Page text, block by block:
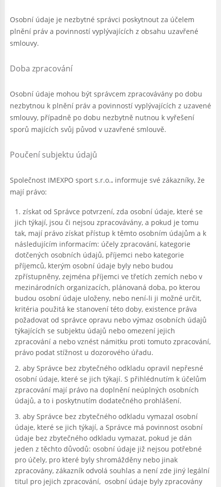
Osobní údaje je nezbytné správci poskytnout za účelem
plnění práv a povinností vyplývajících z obsahu uzavřené
smlouvy.
Doba zpracování
Osobní údaje mohou být správcem zpracovávány po dobu
nezbytnou k plnění práv a povinností vyplývajících z uzavené
smlouvy, případně po dobu nezbytně nutnou k vyřešení
sporů majících svůj původ v uzavřené smlouvě.
Poučení subjektu údajů
Společnost IMEXPO sport s.r.o.. informuje své zákazníky, že
mají právo:
získat od Správce potvrzení, zda osobní údaje, které se
jich týkají, jsou či nejsou zpracovávány, a pokud je tomu
tak, mají právo získat přístup k těmto osobním údajům a k
následujícím informacím: účely zpracování, kategorie
dotčených osobních údajů, příjemci nebo kategorie
příjemců, kterým osobní údaje byly nebo budou
zpřístupněny, zejména příjemci ve třetích zemích nebo v
mezinárodních organizacích, plánovaná doba, po kterou
budou osobní údaje uloženy, nebo není-li ji možné určit,
kritéria použitá ke stanovení této doby, existence práva
požadovat od správce opravu nebo výmaz osobních údajů
týkajících se subjektu údajů nebo omezení jejich
zpracování a nebo vznést námitku proti tomuto zpracování,
právo podat stížnost u dozorového úřadu.
aby Správce bez zbytečného odkladu opravil nepřesné
osobní údaje, které se jich týkají. S přihlédnutím k účelům
zpracování mají právo na doplnění neúplných osobních
údajů, a to i poskytnutím dodatečného prohlášení.
aby Správce bez zbytečného odkladu vymazal osobní
údaje, které se jich týkají, a Správce má povinnost osobní
údaje bez zbytečného odkladu vymazat, pokud je dán
jeden z těchto důvodů: osobní údaje již nejsou potřebné
pro účely, pro které byly shromážděny nebo jinak
zpracovány, zákazník odvolá souhlas a není zde jiný legální
titul pro jejich zpracování, osobní údaje byly zpracovány